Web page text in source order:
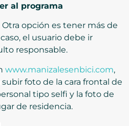
al programa
opción es tener más de
el usuario debe ir
responsable.
www.manizalesenbici.com,
foto de la cara frontal de
tipo selfi y la foto de
de residencia.